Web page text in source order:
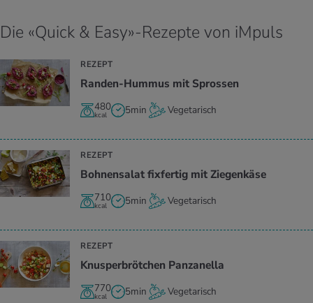
Die «Quick & Easy»-Rezepte von iMpuls
REZEPT
Ran­den-Hum­mus mit Spros­sen
480
kcal 5min Vegetarisch
REZEPT
Boh­nen­sa­lat fix­fer­tig mit Zie­gen­kä­se
710
kcal 5min Vegetarisch
REZEPT
Knus­per­bröt­chen Pan­za­nella
770
kcal 5min Vegetarisch